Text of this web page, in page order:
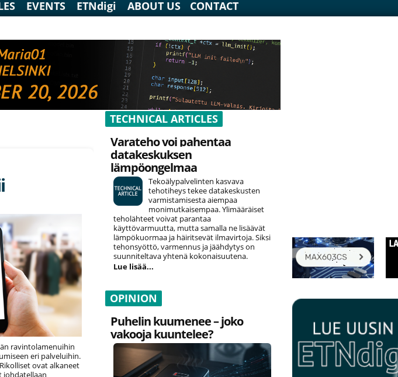
EVENTS ETNdigi ABOUT US CONTACT
ravintolamenuihin
eri palveluihin.
ovat alkaneet
johdatellaan
TECHNICAL ARTICLES
Varateho voi pahentaa
datakeskuksen
lämpöongelmaa
Tekoälypalvelinten kasvava
tehotiheys tekee datakeskusten
varmistamisesta aiempaa
monimutkaisempaa. Ylimääräiset
teholähteet voivat parantaa
käyttövarmuutta, mutta samalla ne lisäävät
lämpökuormaa ja häiritsevät ilmavirtoja. Siksi
tehonsyöttö, varmennus ja jäähdytys on
suunniteltava yhtenä kokonaisuutena.
Lue lisää...
OPINION
Puhelin kuumenee – joko
vakooja kuuntelee?